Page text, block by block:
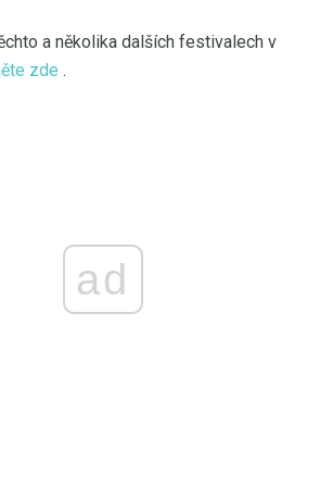
a několika dalších festivalech v
zde .
ad